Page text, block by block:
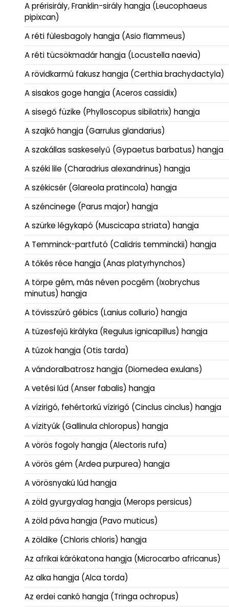
A prérisirály, Franklin-sirály hangja (Leucophaeus
pipixcan)
A réti fülesbagoly hangja (Asio flammeus)
A réti tücsökmadár hangja (Locustella naevia)
A rövidkarmú fakusz hangja (Certhia brachydactyla)
A sisakos goge hangja (Aceros cassidix)
A sisegő füzike (Phylloscopus sibilatrix) hangja
A szajkó hangja (Garrulus glandarius)
A szakállas saskeselyű (Gypaetus barbatus) hangja
A széki lile (Charadrius alexandrinus) hangja
A székicsér (Glareola pratincola) hangja
A széncinege (Parus major) hangja
A szürke légykapó (Muscicapa striata) hangja
A Temminck-partfutó (Calidris temminckii) hangja
A tőkés réce hangja (Anas platyrhynchos)
A törpe gém, más néven pocgém (Ixobrychus
minutus) hangja
A tövisszúró gébics (Lanius collurio) hangja
A tüzesfejű királyka (Regulus ignicapillus) hangja
A túzok hangja (Otis tarda)
A vándoralbatrosz hangja (Diomedea exulans)
A vetési lúd (Anser fabalis) hangja
A vízirigó, fehértorkú vízirigó (Cinclus cinclus) hangja
A vízityúk (Gallinula chloropus) hangja
A vörös fogoly hangja (Alectoris rufa)
A vörös gém (Ardea purpurea) hangja
A vörösnyakú lúd hangja
A zöld gyurgyalag hangja (Merops persicus)
A zöld páva hangja (Pavo muticus)
A zöldike (Chloris chloris) hangja
Az afrikai kárókatona hangja (Microcarbo africanus)
Az alka hangja (Alca torda)
Az erdei cankó hangja (Tringa ochropus)